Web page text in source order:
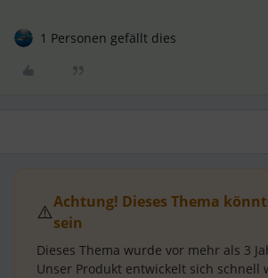
1 Personen gefällt dies
⚠️Achtung! Dieses Thema
sein
Dieses Thema wurde vor mehr als 3
Unser Produkt entwickelt sich